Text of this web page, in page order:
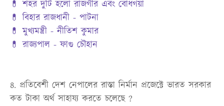
💊 শহর দুটি হলো রাজগীর এবং বোধগয়া
💊 বিহার রাজধানী - পাটনা
💊 মুখ্যমন্ত্রী - নীতিশ কুমার
💊 রাজ্যপাল - ফাগু চৌহান
8. প্রতিবেশী দেশ নেপালের রাস্তা নির্মান প্রজেক্টে ভারত সরকার
কত টাকা অর্থ সাহায্য করতে চলেছে ?